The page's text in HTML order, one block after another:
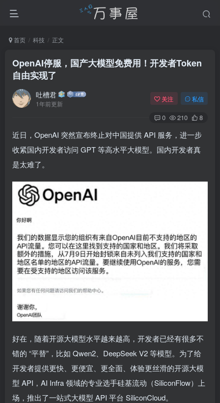
首页 科技 正文
OpenAI停服，国产大模型免费用！开发者Token
自由实现了
吐槽君
1年前更新
关注 私信
0 210 8
近日，OpenAI 突然宣布终止对中国提供 API 服务，进一步
收紧国内开发者访问 GPT 等高水平大模型。国内开发者真
是太难了。
好在，随着开源大模型水平越来越高，开发者已经有很多不
错的 “平替”，比如 Qwen2、DeepSeek V2 等模型。为了给
开发者提供更快、更便宜、更全面、体验更丝滑的开源大模
型 API，AI Infra 领域的专业选手硅基流动（SiliconFlow）上
场，推出了一站式大模型 API 平台 SiliconCloud。